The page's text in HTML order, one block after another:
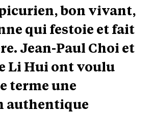
bon vivant,
qui festoie et fait
Jean-Paul Choi et
Li Hui ont voulu
terme une
authentique